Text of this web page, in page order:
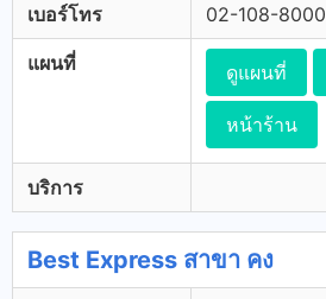
เบอร์โทร 02-108-8000
แผนที่ ดูแผนที่
หน้าร้าน
บริการ
Best Express สาขา คง